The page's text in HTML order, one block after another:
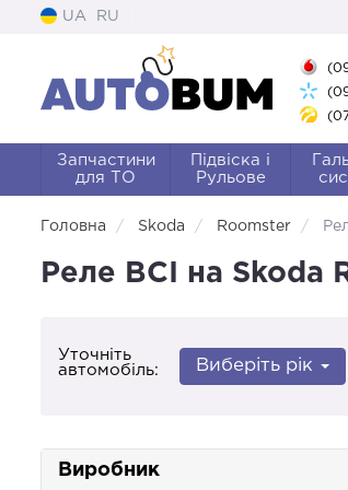
UA RU
Запчастини
для ТО
Підвіска і
Рульове
Головна Skoda Roomster
Реле ВСІ на
Уточніть
автомобіль:
Виберіть рік
Виробник